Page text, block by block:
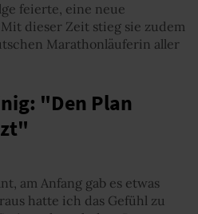
feierte, eine neue
dieser Zeit stieg sie zudem
Marathonläuferin aller
"Den Plan
am Anfang gab es etwas
hatte ich das Gefühl zu